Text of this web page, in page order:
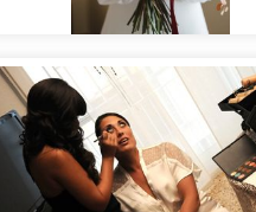
novias labios rojos